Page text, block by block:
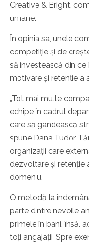
Creative & Bright,
umane.
În opinia sa, unele
competiție și de
să investească din
motivare și retenție a
„Tot mai multe
echipe în cadrul
care să gândească
spune Dana Tudor
organizații care
dezvoltare și retenție
domeniu.
O metodă la
parte dintre nevoile
primele în bani, însă,
toți angajații. Spre